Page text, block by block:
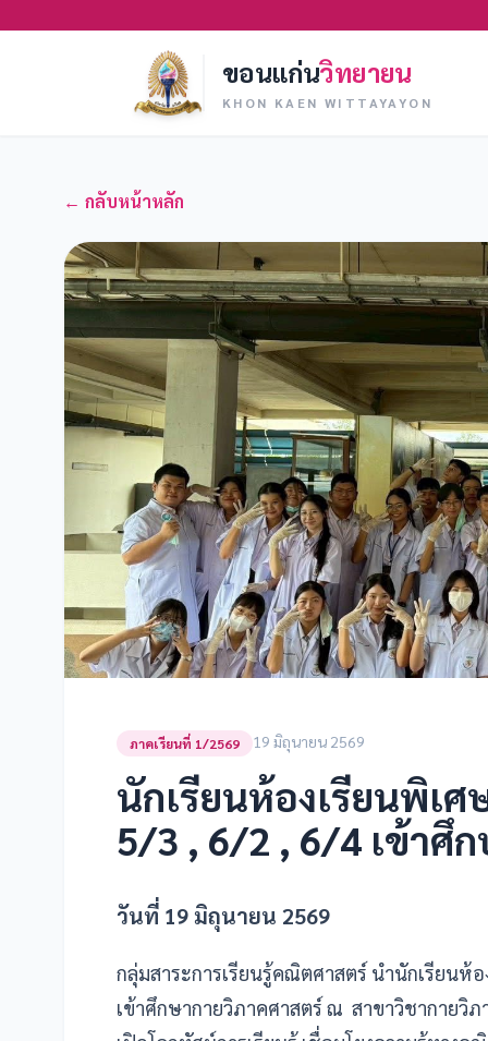
ขอนแก่นวิทยายน
KHON KAEN WITTAYAYON
← กลับหน้าหลัก
ภาคเรียนที่ 1/2569 19 มิถุนายน 2569
นักเรียนห้องเรียนพิเ
5/3 , 6/2 , 6/4 เข้าศึ
วันที่ 19 มิถุนายน 2569
กลุ่มสาระการเรียนรู้คณิตศาสตร์ นำนักเรียน
เข้าศึกษากายวิภาคศาสตร์ ณ สาขาวิชากาย